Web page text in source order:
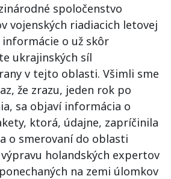
spoločenstvo
vojenských riadiacich letovej
informácie o už skôr
ukrajinských síl
v tejto oblasti. Všimli sme
že zrazu, jeden rok po
sa objaví informácia o
ktorá, údajne, zapríčinila
o smerovaní do oblasti
holandských expertov
na zemi úlomkov